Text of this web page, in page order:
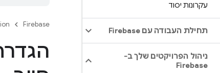
עקרונות יסוד
תחילת העבודה עם Firebase
ניהול הפרויקטים שלך ב-
Firebase
Firebase